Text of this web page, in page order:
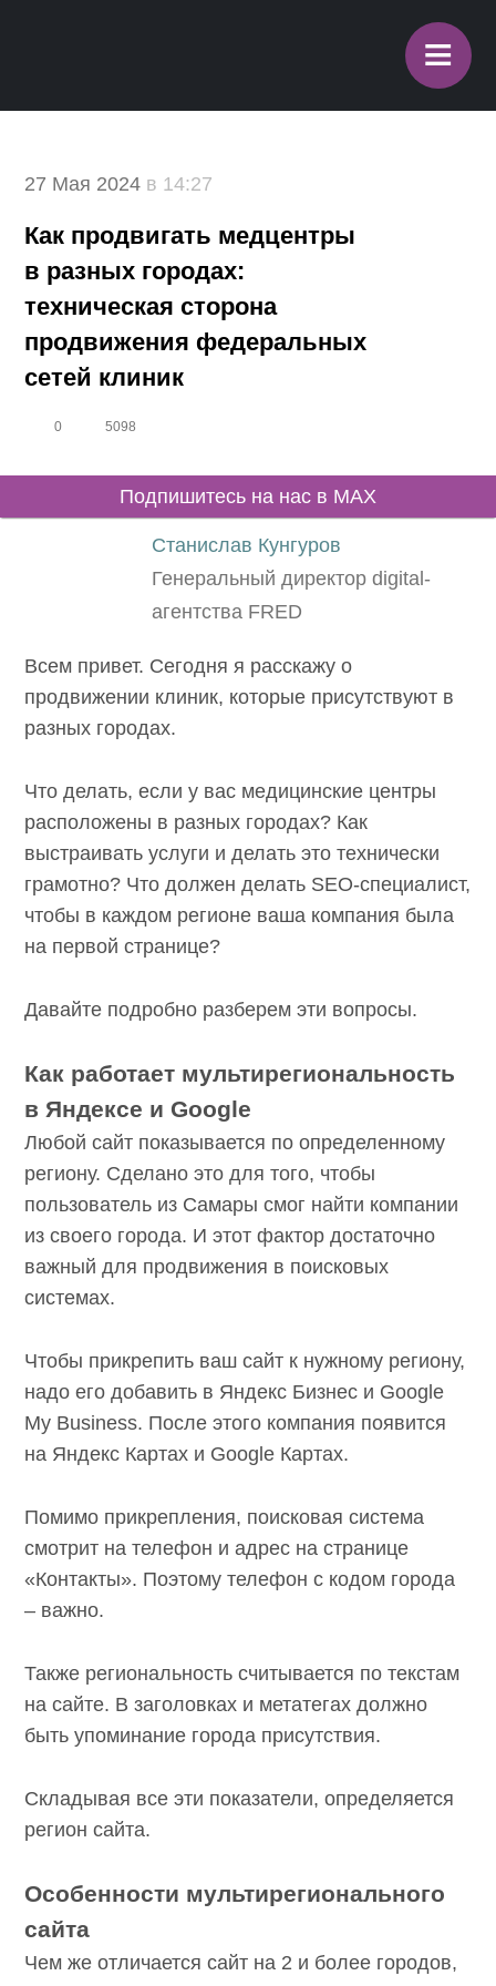
≡
27 Мая 2024 в 14:27
Как продвигать медцентры
в разных городах:
техническая сторона
продвижения федеральных
сетей клиник
0 5098
Подпишитесь на нас в MAX
Станислав Кунгуров
Генеральный директор digital-
агентства FRED
Всем привет. Сегодня я расскажу о
продвижении клиник, которые присутствуют в
разных городах.
Что делать, если у вас медицинские центры
расположены в разных городах? Как
выстраивать услуги и делать это технически
грамотно? Что должен делать SEO-специалист,
чтобы в каждом регионе ваша компания была
на первой странице?
Давайте подробно разберем эти вопросы.
Как работает мультирегиональность
в Яндексе и Google
Любой сайт показывается по определенному
региону. Сделано это для того, чтобы
пользователь из Самары смог найти компании
из своего города. И этот фактор достаточно
важный для продвижения в поисковых
системах.
Чтобы прикрепить ваш сайт к нужному региону,
надо его добавить в Яндекс Бизнес и Google
My Business. После этого компания появится
на Яндекс Картах и Google Картах.
Помимо прикрепления, поисковая система
смотрит на телефон и адрес на странице
«Контакты». Поэтому телефон с кодом города
– важно.
Также региональность считывается по текстам
на сайте. В заголовках и метатегах должно
быть упоминание города присутствия.
Складывая все эти показатели, определяется
регион сайта.
Особенности мультирегионального
сайта
Чем же отличается сайт на 2 и более городов,